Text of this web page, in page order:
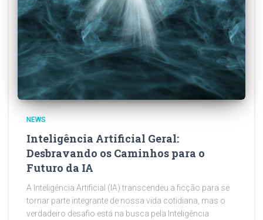
NEWS
Inteligência Artificial Geral:
Desbravando os Caminhos para o
Futuro da IA
A Inteligência Artificial (IA) transcendeu a ficção para se
tornar parte integrante de nossa vida cotidiana, mas o
verdadeiro desafio está na busca pela Inteligência